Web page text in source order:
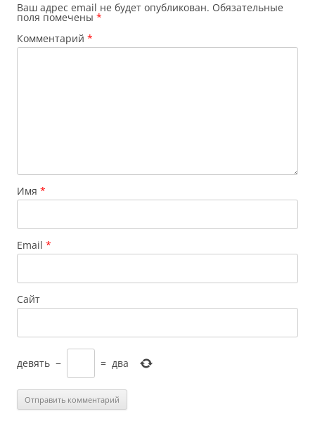
Ваш адрес email не будет опубликован. Обязательные
поля помечены *
Комментарий *
Имя *
Email *
Сайт
девять − = два